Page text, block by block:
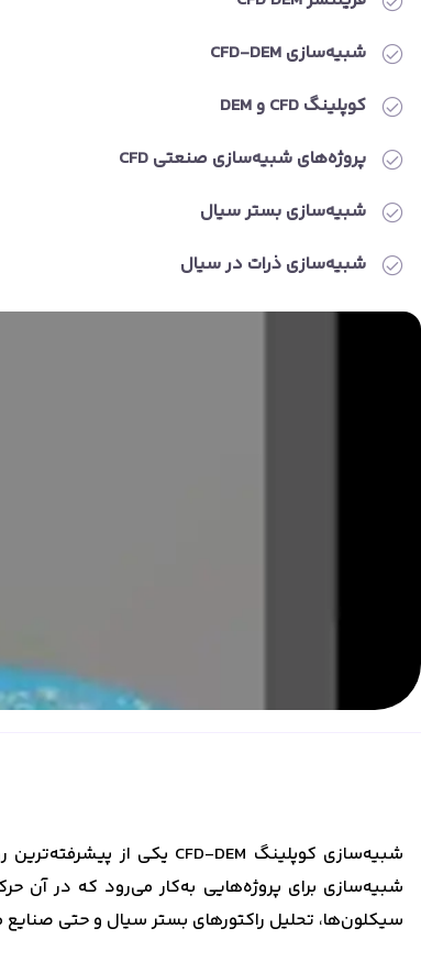
شبیه‌سازی CFD-DEM
کوپلینگ CFD و DEM
پروژه‌های شبیه‌سازی صنعتی CFD
شبیه‌سازی بستر سیال
شبیه‌سازی ذرات در سیال
شبیه‌سازی برای پروژه‌هایی به‌کار می‌رود که در آن
سیکلون‌ها، تحلیل راکتورهای بستر سیال و حتی